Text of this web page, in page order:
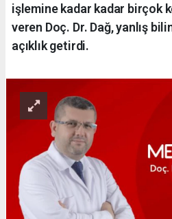
işlemine kadar kadar birçok
veren Doç. Dr. Dağ, yanlış
açıklık getirdi.